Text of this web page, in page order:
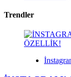
Trendler